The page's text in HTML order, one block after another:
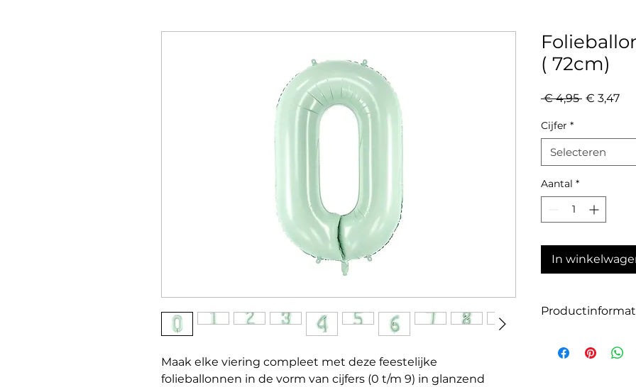
Maak elke viering compleet met deze feestelijke
folieballonnen in de vorm van cijfers (0 t/m 9) in glanzend
( 72cm)
€ 4,95 Normale
€ 3,47
Cijfer *
Selecteren
Aantal *
In
Hoogte: 72 cm (